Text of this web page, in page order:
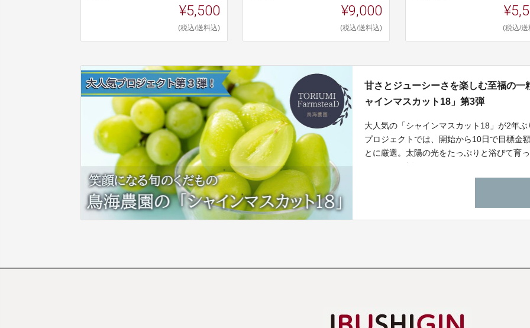
¥5,500
(税込/送料込)
¥9,000
(税込/送料込) (税込/送
甘さとジューシーさを楽しむ至福の
ャインマスカット18」第3弾
大人気の「シャインマスカット18」が2年
プロジェクトでは、開始から10日で目標金
とに厳選。太陽の光をたっぷりと浴びて育